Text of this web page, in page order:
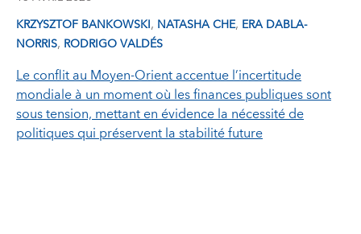
KRZYSZTOF BANKOWSKI, NATASHA CHE, ERA DABLA-
NORRIS, RODRIGO VALDÉS
Le conflit au Moyen‑Orient accentue l’incertitude
mondiale à un moment où les finances publiques sont
sous tension, mettant en évidence la nécessité de
politiques qui préservent la stabilité future